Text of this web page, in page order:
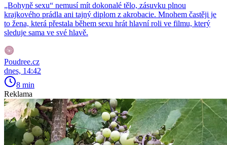
„Bohyně sexu“ nemusí mít dokonalé tělo, zásuvku plnou
krajkového prádla ani tajný diplom z akrobacie. Mnohem častěji je
to žena, která přestala během sexu hrát hlavní roli ve filmu, který
sleduje sama ve své hlavě.
Poudree.cz
dnes, 14:42
8 min
Reklama